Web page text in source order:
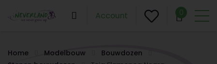
Account 0
Home Modelbouw
Bouwdozen